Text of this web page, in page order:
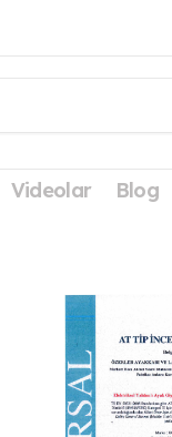
Videolar Blog